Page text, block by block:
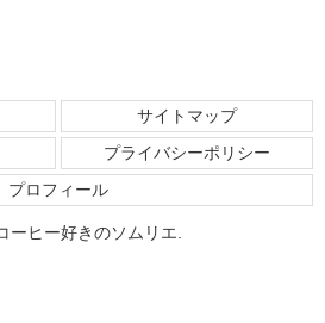
サイトマップ
プライバシーポリシー
プロフィール
ーヒー好きのソムリエ.